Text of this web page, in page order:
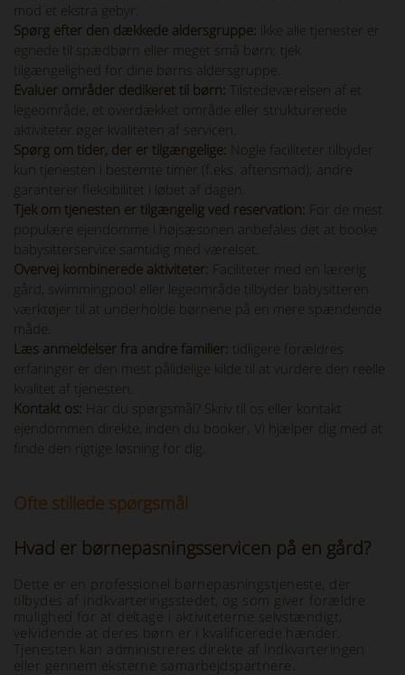
mod et ekstra gebyr.
Spørg efter den dækkede aldersgruppe: ikke alle tjenester er
egnede til spædbørn eller meget små børn; tjek
tilgængelighed for dine børns aldersgruppe.
Evaluer områder dedikeret til børn: Tilstedeværelsen af et
legeområde, et overdækket område eller strukturerede
aktiviteter øger kvaliteten af servicen.
Spørg om tider, der er tilgængelige: Nogle faciliteter tilbyder
kun tjenesten i bestemte timer (f.eks. aftensmad); andre
garanterer fleksibilitet i løbet af dagen.
Tjek om tjenesten er tilgængelig ved reservation: For de mest
populære ejendomme i højsæsonen anbefales det at booke
babysitterservice samtidig med værelset.
Overvej kombinerede aktiviteter: Faciliteter med en lærerig
gård, swimmingpool eller legeområde tilbyder babysitteren
værktøjer til at underholde børnene på en mere spændende
måde.
Læs anmeldelser fra andre familier: tidligere forældres
erfaringer er den mest pålidelige kilde til at vurdere den reelle
kvalitet af tjenesten.
Kontakt os: Har du spørgsmål? Skriv til os eller kontakt
ejendommen direkte, inden du booker. Vi hjælper dig med at
finde den rigtige løsning for dig.
Ofte stillede spørgsmål
Hvad er børnepasningsservicen på en gård?
Dette er en professionel børnepasningstjeneste, der
tilbydes af indkvarteringsstedet, og som giver forældre
mulighed for at deltage i aktiviteterne selvstændigt,
velvidende at deres børn er i kvalificerede hænder.
Tjenesten kan administreres direkte af indkvarteringen
eller gennem eksterne samarbejdspartnere.